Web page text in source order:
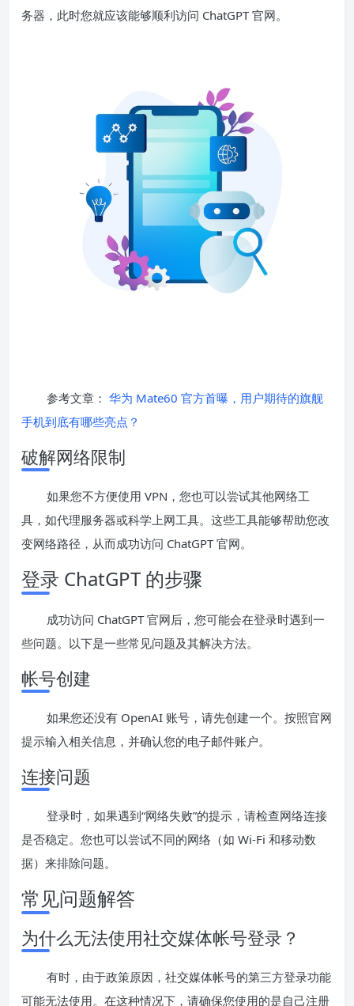
务器，此时您就应该能够顺利访问 ChatGPT 官网。
参考文章： 华为 Mate60 官方首曝，用户期待的旗舰
手机到底有哪些亮点？
破解网络限制
如果您不方便使用 VPN，您也可以尝试其他网络工
具，如代理服务器或科学上网工具。这些工具能够帮助您改
变网络路径，从而成功访问 ChatGPT 官网。
登录 ChatGPT 的步骤
成功访问 ChatGPT 官网后，您可能会在登录时遇到一
些问题。以下是一些常见问题及其解决方法。
帐号创建
如果您还没有 OpenAI 账号，请先创建一个。按照官网
提示输入相关信息，并确认您的电子邮件账户。
连接问题
登录时，如果遇到“网络失败”的提示，请检查网络连接
是否稳定。您也可以尝试不同的网络（如 Wi-Fi 和移动数
据）来排除问题。
常见问题解答
为什么无法使用社交媒体帐号登录？
有时，由于政策原因，社交媒体帐号的第三方登录功能
可能无法使用。在这种情况下，请确保您使用的是自己注册